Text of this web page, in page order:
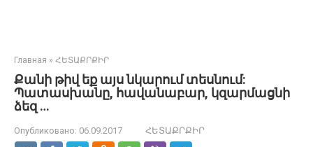
Главная » ՀԵՏԱՔՐՔԻՐ
Քանի թիվ եք այս նկարում տեսնում:
Պատասխանը, հավանաբար, կզարմացնի
ձեզ …
Опубликовано: 06.09.2017 ՀԵՏԱՔՐՔԻՐ